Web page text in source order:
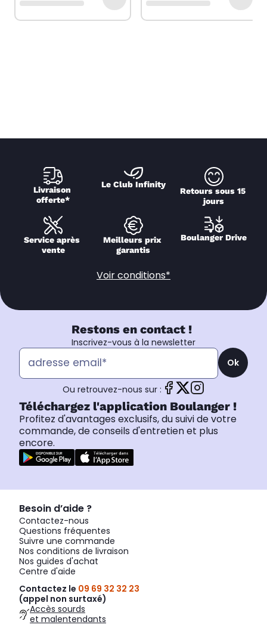
Livraison
offerte*
Le Club Infinity
Retours sous 15
jours
Service après
vente
Meilleurs prix
garantis
Boulanger Drive
Voir conditions*
Restons en contact !
Inscrivez-vous à la newsletter
Ok
Ou retrouvez-nous sur :
Téléchargez l'application Boulanger !
Profitez d'avantages exclusifs, du suivi de votre
commande, de conseils d'entretien et plus
encore.
Besoin d’aide ?
Contactez-nous
Questions fréquentes
Suivre une commande
Nos conditions de livraison
Nos guides d'achat
Centre d'aide
Contactez le 09 69 32 32 23
(appel non surtaxé)
Accès sourds
et malentendants